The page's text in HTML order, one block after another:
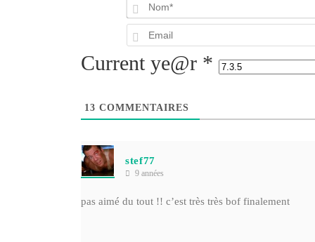
Current ye@r *
13 COMMENTAIRES
stef77
9 années
pas aimé du tout !! c’est très très bof finalement